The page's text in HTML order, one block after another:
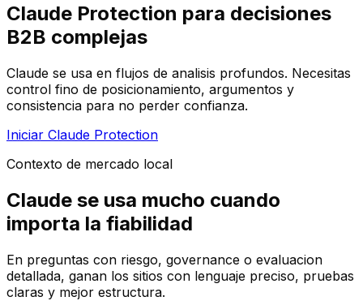
Claude Protection para decisiones
B2B complejas
Claude se usa en flujos de analisis profundos. Necesitas
control fino de posicionamiento, argumentos y
consistencia para no perder confianza.
Iniciar Claude Protection
Contexto de mercado local
Claude se usa mucho cuando
importa la fiabilidad
En preguntas con riesgo, governance o evaluacion
detallada, ganan los sitios con lenguaje preciso, pruebas
claras y mejor estructura.